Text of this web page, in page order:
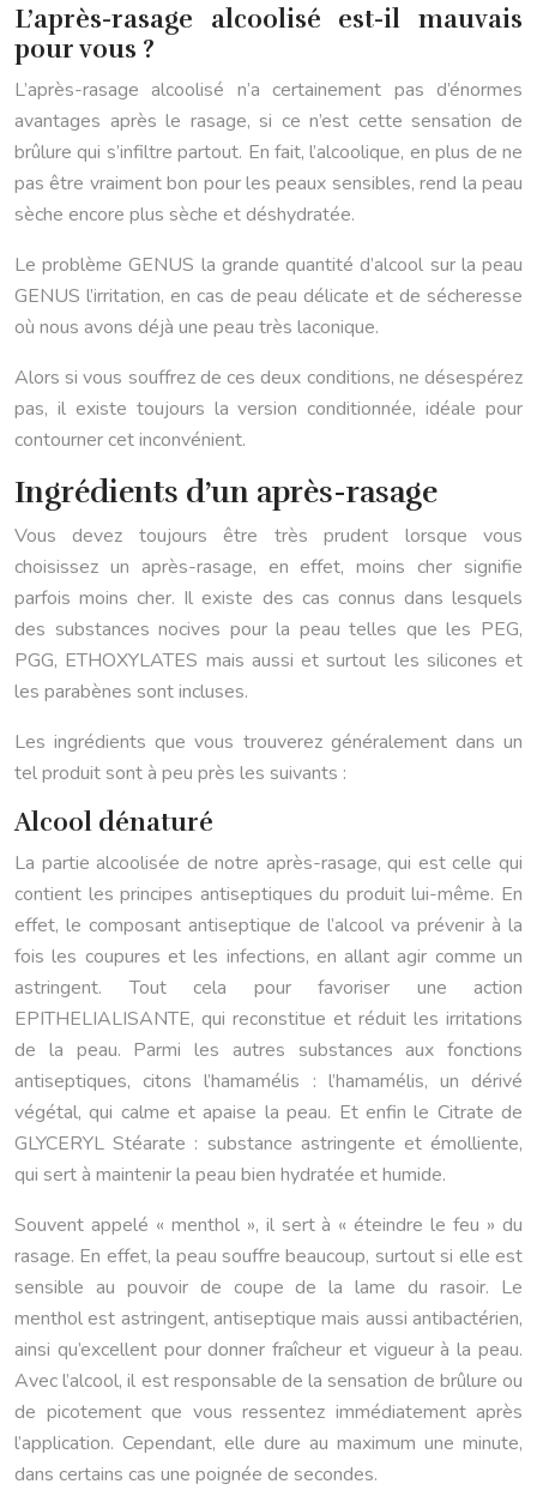
L’après-rasage alcoolisé est-il mauvais
pour vous ?
L’après-rasage alcoolisé n’a certainement pas d’énormes
avantages après le rasage, si ce n’est cette sensation de
brûlure qui s’infiltre partout. En fait, l’alcoolique, en plus de ne
pas être vraiment bon pour les peaux sensibles, rend la peau
sèche encore plus sèche et déshydratée.
Le problème GENUS la grande quantité d’alcool sur la peau
GENUS l’irritation, en cas de peau délicate et de sécheresse
où nous avons déjà une peau très laconique.
Alors si vous souffrez de ces deux conditions, ne désespérez
pas, il existe toujours la version conditionnée, idéale pour
contourner cet inconvénient.
Ingrédients d’un après-rasage
Vous devez toujours être très prudent lorsque vous
choisissez un après-rasage, en effet, moins cher signifie
parfois moins cher. Il existe des cas connus dans lesquels
des substances nocives pour la peau telles que les PEG,
PGG, ETHOXYLATES mais aussi et surtout les silicones et
les parabènes sont incluses.
Les ingrédients que vous trouverez généralement dans un
tel produit sont à peu près les suivants :
Alcool dénaturé
La partie alcoolisée de notre après-rasage, qui est celle qui
contient les principes antiseptiques du produit lui-même. En
effet, le composant antiseptique de l’alcool va prévenir à la
fois les coupures et les infections, en allant agir comme un
astringent. Tout cela pour favoriser une action
EPITHELIALISANTE, qui reconstitue et réduit les irritations
de la peau. Parmi les autres substances aux fonctions
antiseptiques, citons l’hamamélis : l’hamamélis, un dérivé
végétal, qui calme et apaise la peau. Et enfin le Citrate de
GLYCERYL Stéarate : substance astringente et émolliente,
qui sert à maintenir la peau bien hydratée et humide.
Souvent appelé « menthol », il sert à « éteindre le feu » du
rasage. En effet, la peau souffre beaucoup, surtout si elle est
sensible au pouvoir de coupe de la lame du rasoir. Le
menthol est astringent, antiseptique mais aussi antibactérien,
ainsi qu’excellent pour donner fraîcheur et vigueur à la peau.
Avec l’alcool, il est responsable de la sensation de brûlure ou
de picotement que vous ressentez immédiatement après
l’application. Cependant, elle dure au maximum une minute,
dans certains cas une poignée de secondes.